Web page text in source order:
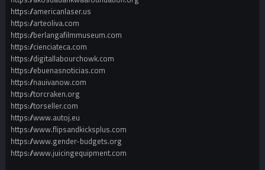
https://americanlaser.us
https://arteoliva.com
https://berlangafilmmuseum.com
https://cienciateca.com
https://digitallabourchowk.com
https://ebuenasnoticias.com
https://nauivanow.com
https://torcraken.org
https://torseller.com
https://www.autoj.eu
https://www.flipsandkicksplus.com
https://www.gender-budgets.org
https://www.juicingequipment.com